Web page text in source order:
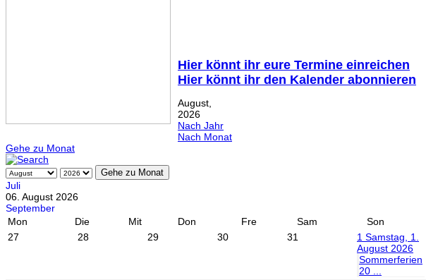
Hier könnt ihr eure Termine einreichen
Hier könnt ihr den Kalender abonnieren
August,
2026
Nach Jahr
Nach Monat
Gehe zu Monat
Gehe zu Monat
Juli
06. August 2026
September
Mon
Die Mit Don Fre Sam
Son
27
28 29 30 31 1 Samstag, 1.
August 2026
Sommerferien
20 ...